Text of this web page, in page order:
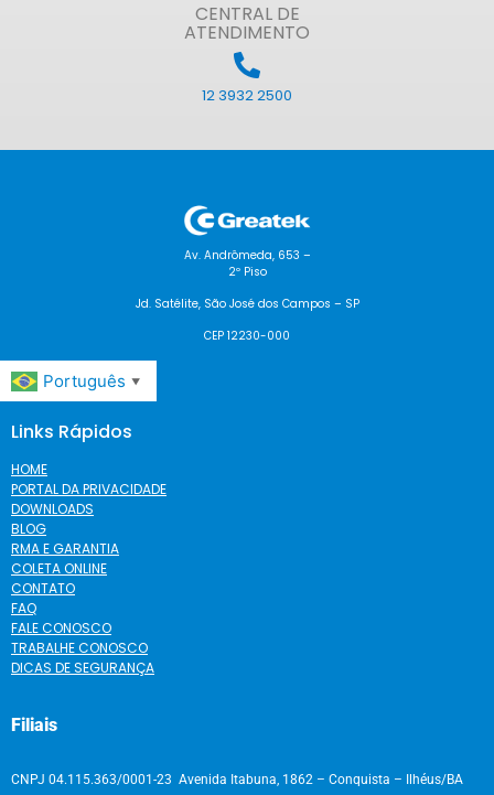
CENTRAL DE
ATENDIMENTO
12 3932 2500
Av. Andrômeda, 653 –
2º Piso
Jd. Satélite, São José dos Campos – SP
CEP 12230-000
Português ▼
Links Rápidos
HOME
PORTAL DA PRIVACIDADE
DOWNLOADS
BLOG
RMA E GARANTIA
COLETA ONLINE
CONTATO
FAQ
FALE CONOSCO
TRABALHE CONOSCO
DICAS DE SEGURANÇA
Filiais
CNPJ 04.115.363/0001-23 Avenida Itabuna, 1862 – Conquista – Ilhéus/BA